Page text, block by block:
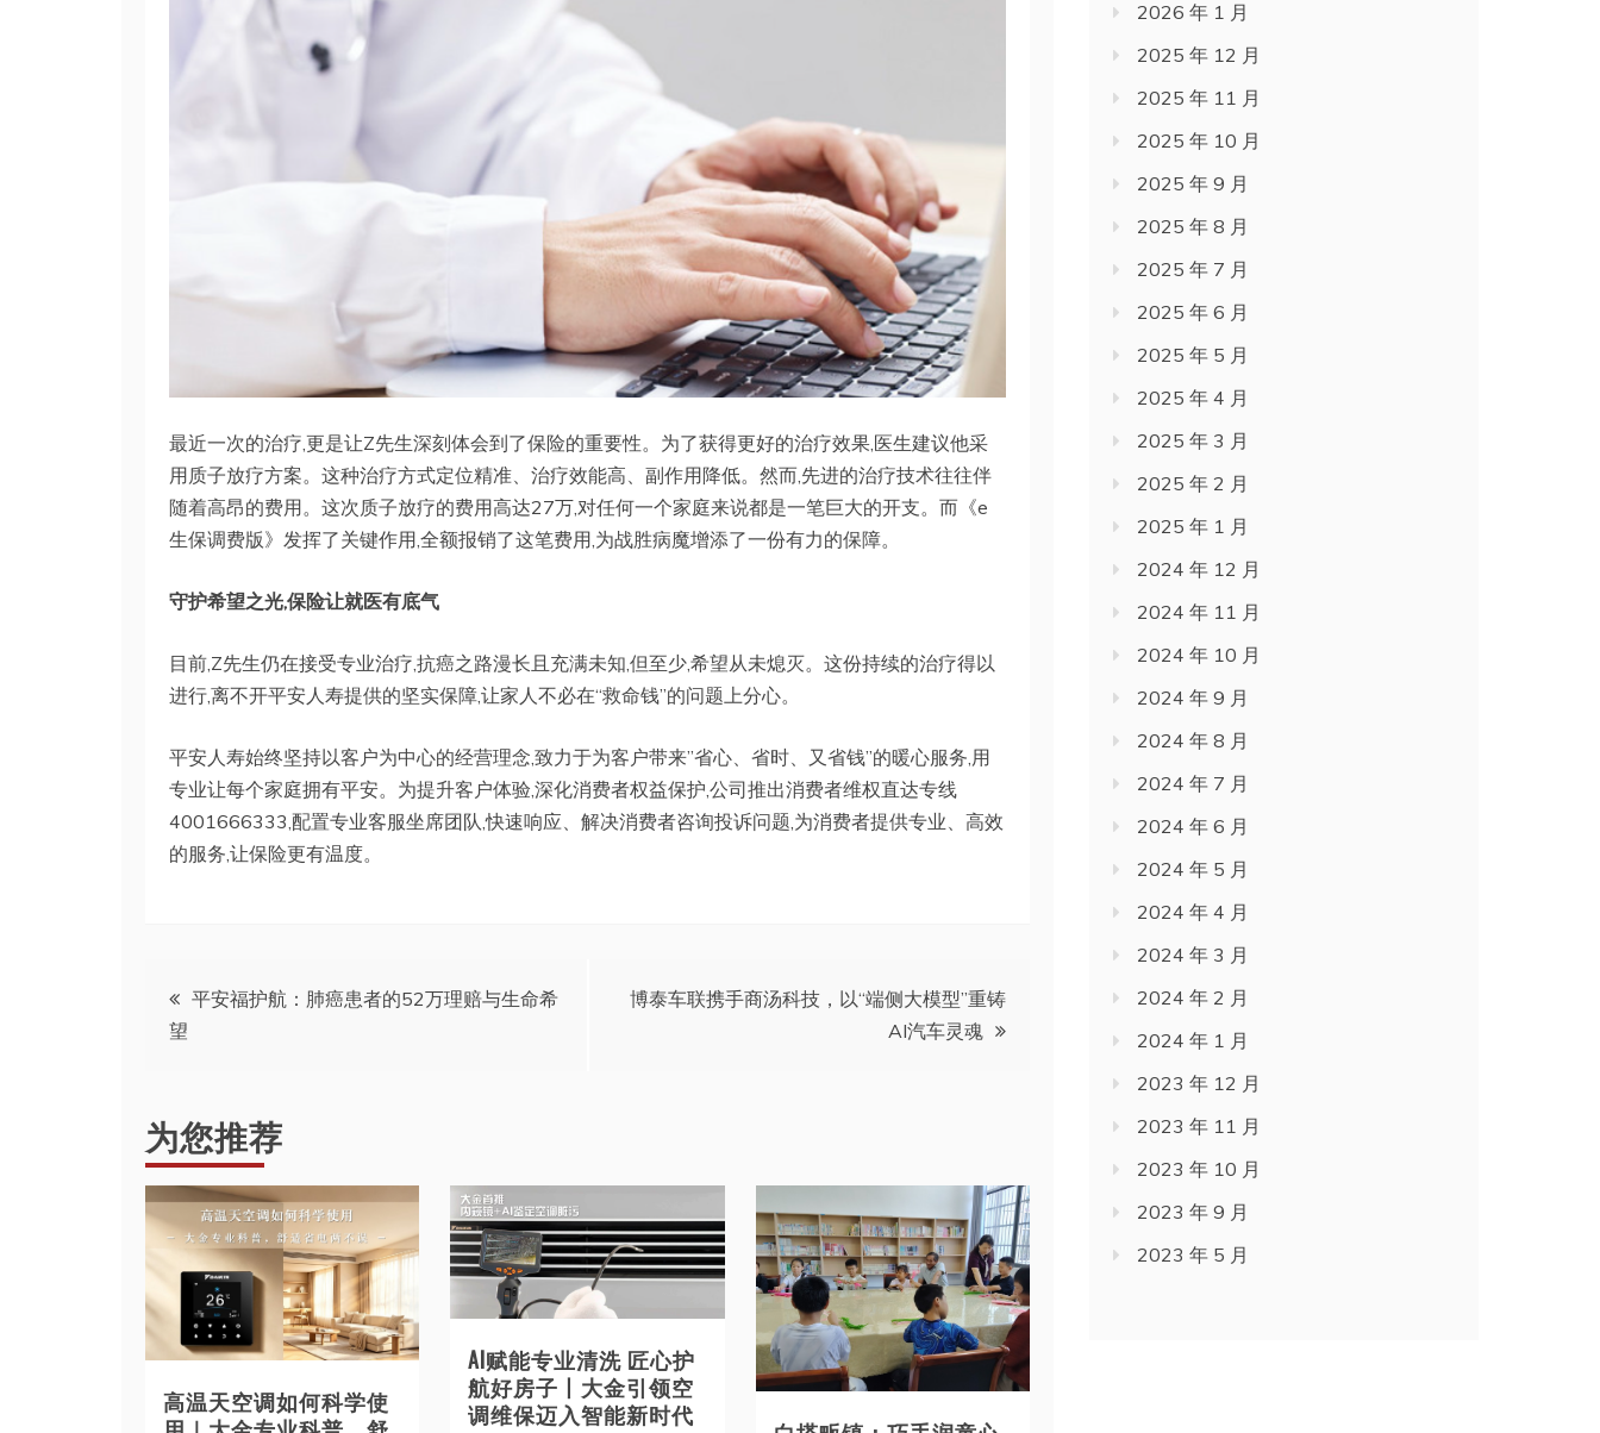
最近一次的治疗,更是让Z先生深刻体会到了保险的重要性。为了获得更好的治疗效果,医生建议他采
用质子放疗方案。这种治疗方式定位精准、治疗效能高、副作用降低。然而,先进的治疗技术往往伴
随着高昂的费用。这次质子放疗的费用高达27万,对任何一个家庭来说都是一笔巨大的开支。而《e
生保调费版》发挥了关键作用,全额报销了这笔费用,为战胜病魔增添了一份有力的保障。
守护希望之光,保险让就医有底气
目前,Z先生仍在接受专业治疗,抗癌之路漫长且充满未知,但至少,希望从未熄灭。这份持续的治疗得以
进行,离不开平安人寿提供的坚实保障,让家人不必在“救命钱”的问题上分心。
平安人寿始终坚持以客户为中心的经营理念,致力于为客户带来”省心、省时、又省钱”的暖心服务,用
专业让每个家庭拥有平安。为提升客户体验,深化消费者权益保护,公司推出消费者维权直达专线
4001666333,配置专业客服坐席团队,快速响应、解决消费者咨询投诉问题,为消费者提供专业、高效
的服务,让保险更有温度。
文
章
导
航
平安福护航：肺癌患者的52万理赔与生命希
望
博泰车联携手商汤科技，以“端侧大模型”重铸
AI汽车灵魂
为您推荐
高温天空调如何科学使
AI赋能专业清洗 匠心护
航好房子丨大金引领空
调维保迈入智能新时代
2026 年 1 月
2025 年 12 月
2025 年 11 月
2025 年 10 月
2025 年 9 月
2025 年 8 月
2025 年 7 月
2025 年 6 月
2025 年 5 月
2025 年 4 月
2025 年 3 月
2025 年 2 月
2025 年 1 月
2024 年 12 月
2024 年 11 月
2024 年 10 月
2024 年 9 月
2024 年 8 月
2024 年 7 月
2024 年 6 月
2024 年 5 月
2024 年 4 月
2024 年 3 月
2024 年 2 月
2024 年 1 月
2023 年 12 月
2023 年 11 月
2023 年 10 月
2023 年 9 月
2023 年 5 月